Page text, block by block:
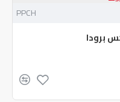
PPCH
برودا